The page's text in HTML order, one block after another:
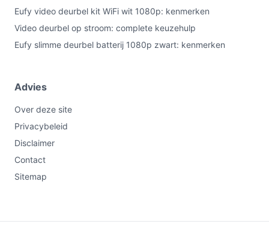
Eufy video deurbel kit WiFi wit 1080p: kenmerken
Video deurbel op stroom: complete keuzehulp
Eufy slimme deurbel batterij 1080p zwart: kenmerken
Advies
Over deze site
Privacybeleid
Disclaimer
Contact
Sitemap